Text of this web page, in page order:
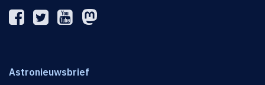
Astronieuwsbrief